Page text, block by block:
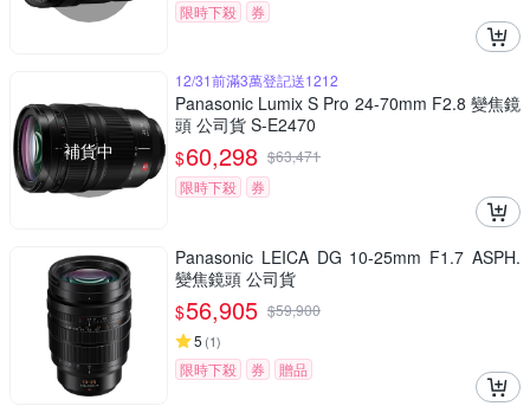
限時下殺
券
補貨中
12/31前滿3萬登記送1212
Panasonic Lumix S Pro 24-70mm F2.8 變焦鏡
頭 公司貨 S-E2470
$60,298 $63,471
限時下殺
券
Panasonic LEICA DG 10-25mm F1.7 ASPH.
變焦鏡頭 公司貨
$56,905 $59,900
5 (1)
限時下殺 券 贈品